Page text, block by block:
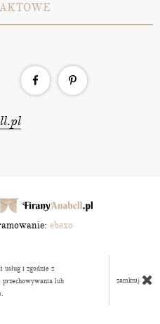
ebexo
i zgodnie z
przechowywania lub
zamknij